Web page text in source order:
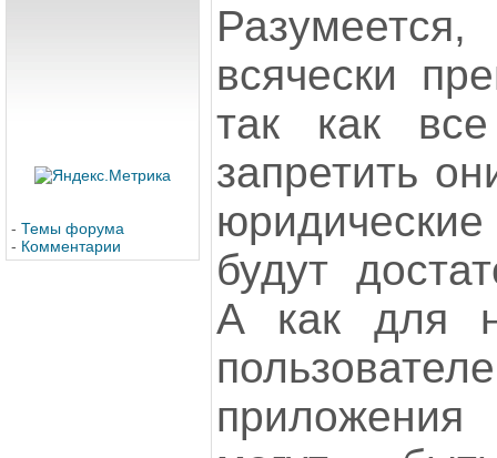
- Темы форума
- Комментарии
всячески
так как
запретить
будут
А как для